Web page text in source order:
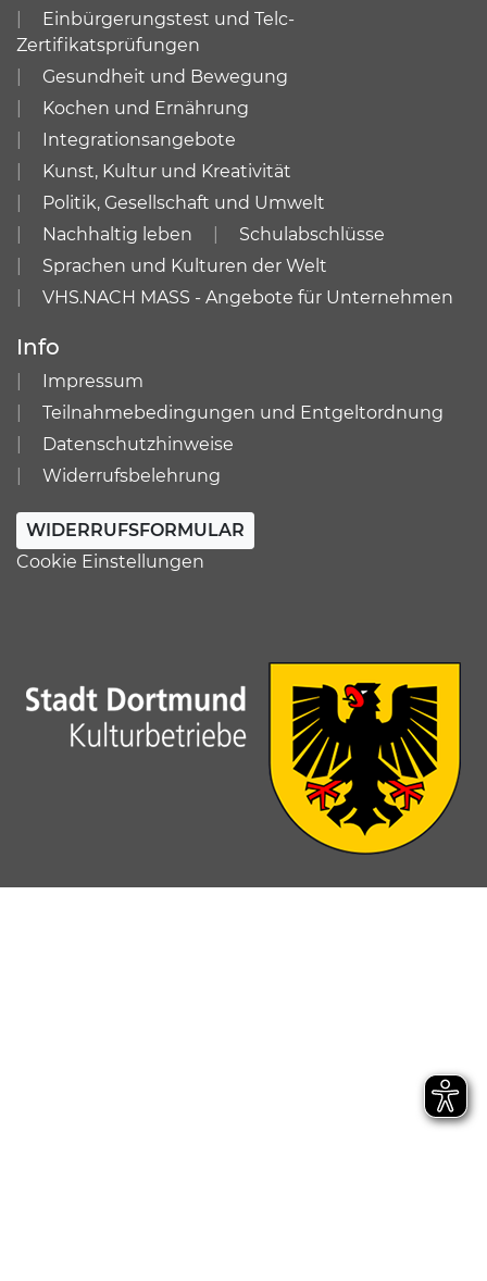
Einbürgerungstest und Telc-
Zertifikatsprüfungen
Gesundheit und Bewegung
Kochen und Ernährung
Integrationsangebote
Kunst, Kultur und Kreativität
Politik, Gesellschaft und Umwelt
Nachhaltig leben
Schulabschlüsse
Sprachen und Kulturen der Welt
VHS.NACH MASS - Angebote für Unternehmen
Info
Impressum
Teilnahmebedingungen und Entgeltordnung
Datenschutzhinweise
Widerrufsbelehrung
WIDERRUFSFORMULAR
Cookie Einstellungen